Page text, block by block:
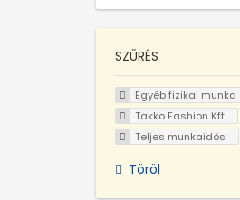
SZŰRÉS
Egyéb fizikai munka
Takko Fashion Kft
Teljes munkaidős
Töröl